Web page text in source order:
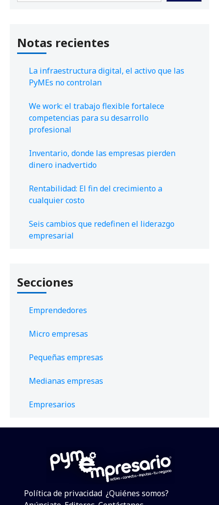
Notas recientes
La infraestructura digital, el activo que las
PyMEs no controlan
We work: el trabajo flexible fortalece
competencias para su desarrollo
profesional
Inventario, donde las empresas pierden
dinero inadvertido
Rentabilidad: El fin del crecimiento a
cualquier costo
Seis cambios que redefinen el liderazgo
empresarial
Secciones
Emprendedores
Micro empresas
Pequeñas empresas
Medianas empresas
Empresarios
Política de privacidad ¿Quiénes somos?